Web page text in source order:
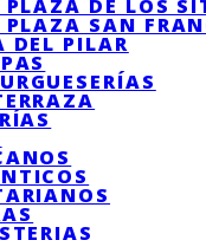
PLAZA DE LOS
PLAZA SAN
DEL PILAR